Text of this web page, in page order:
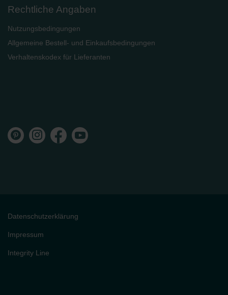
Rechtliche Angaben
Nutzungsbedingungen
Allgemeine Bestell- und Einkaufsbedingungen
Verhaltenskodex für Lieferanten
Datenschutzerklärung
Impressum
Integrity Line